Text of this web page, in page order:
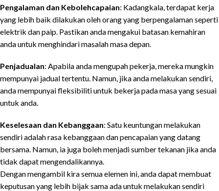
Pengalaman dan Kebolehcapaian: Kadangkala, terdapat kerja
yang lebih baik dilakukan oleh orang yang berpengalaman seperti
elektrik dan paip. Pastikan anda mengakui batasan kemahiran
anda untuk menghindari masalah masa depan.
Penjadualan: Apabila anda mengupah pekerja, mereka mungkin
mempunyai jadual tertentu. Namun, jika anda melakukan sendiri,
anda mempunyai fleksibiliti untuk bekerja pada masa yang sesuai
untuk anda.
Keselesaan dan Kebanggaan: Satu keuntungan melakukan
sendiri adalah rasa kebanggaan dan pencapaian yang datang
bersama. Namun, ia juga boleh menjadi sumber tekanan jika anda
tidak dapat mengendalikannya.
Dengan mengambil kira semua elemen ini, anda dapat membuat
keputusan yang lebih bijak sama ada untuk melakukan sendiri